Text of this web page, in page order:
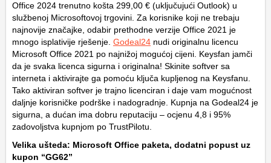
Office 2024 trenutno košta 299,00 € (uključujući Outlook) u
službenoj Microsoftovoj trgovini. Za korisnike koji ne trebaju
najnovije značajke, odabir prethodne verzije Office 2021 je
mnogo isplativije rješenje. Godeal24 nudi originalnu licencu
Microsoft Office 2021 po najnižoj mogućoj cijeni. Keysfan jamči
da je svaka licenca sigurna i originalna! Skinite softver sa
interneta i aktivirajte ga pomoću ključa kupljenog na Keysfanu.
Tako aktiviran softver je trajno licenciran i daje vam mogućnost
daljnje korisničke podrške i nadogradnje. Kupnja na Godeal24 je
sigurna, a dućan ima dobru reputaciju – ocjenu 4,8 i 95%
zadovoljstva kupnjom po TrustPilotu.
Velika ušteda: Microsoft Office paketa, dodatni popust uz
kupon “GG62”